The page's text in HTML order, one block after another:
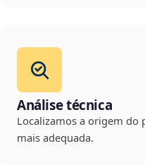
Análise técnica
Localizamos a origem do
mais adequada.